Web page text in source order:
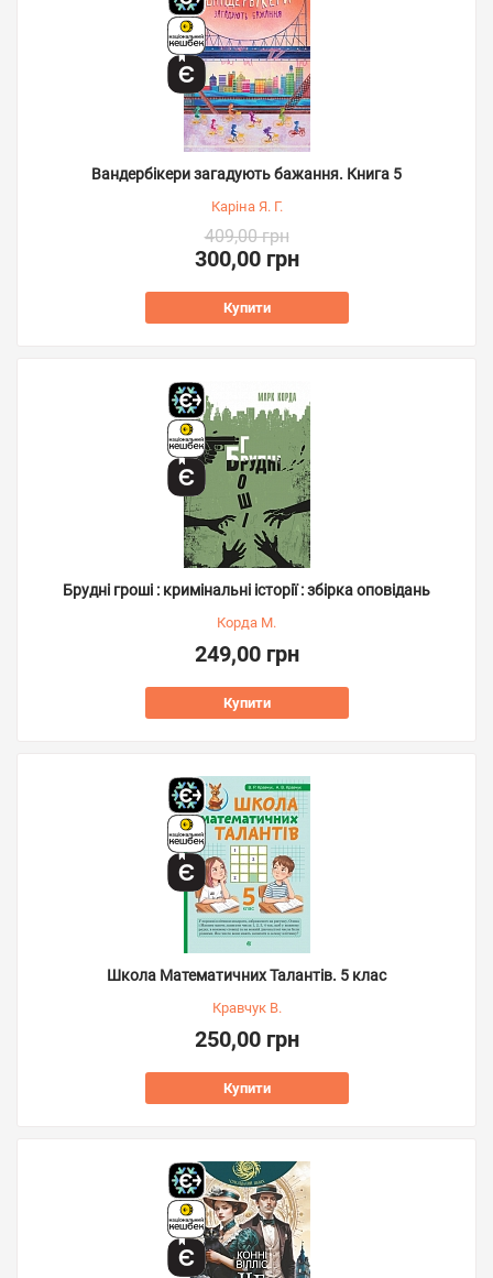
Вандербікери загадують бажання. Книга 5
Каріна Я. Г.
409,00 грн
300,00 грн
Купити
Брудні гроші : кримінальні історії : збірка оповідань
Корда М.
249,00 грн
Купити
Школа Математичних Талантів. 5 клас
Кравчук В.
250,00 грн
Купити